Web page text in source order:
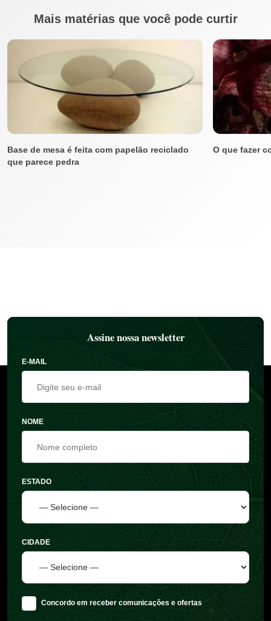
Mais matérias que você pode curtir
Base de mesa é feita com papelão reciclado
que parece pedra
O que fazer
Assine nossa newsletter
E-MAIL
NOME
ESTADO
CIDADE
Concordo em receber comunicações e ofertas